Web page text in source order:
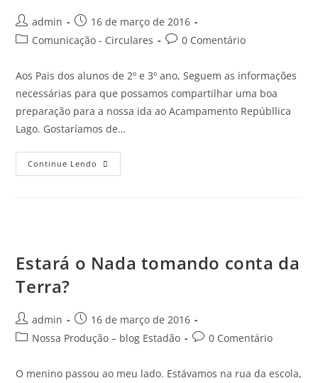
admin
16 de março de 2016
Comunicação - Circulares
0 Comentário
Aos Pais dos alunos de 2º e 3º ano, Seguem as informações
necessárias para que possamos compartilhar uma boa
preparação para a nossa ida ao Acampamento Repúbllica
Lago. Gostaríamos de…
Continue Lendo
Estará o Nada tomando conta da
Terra?
admin
16 de março de 2016
Nossa Produção – blog Estadão
0 Comentário
O menino passou ao meu lado. Estávamos na rua da escola,